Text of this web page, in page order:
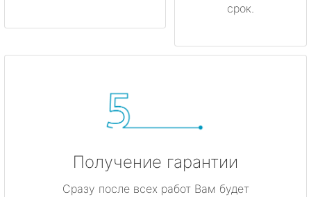
срок.
Получение гарантии
Сразу после всех работ Вам будет